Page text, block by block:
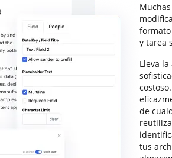
y tarea
Lleva
de
tus